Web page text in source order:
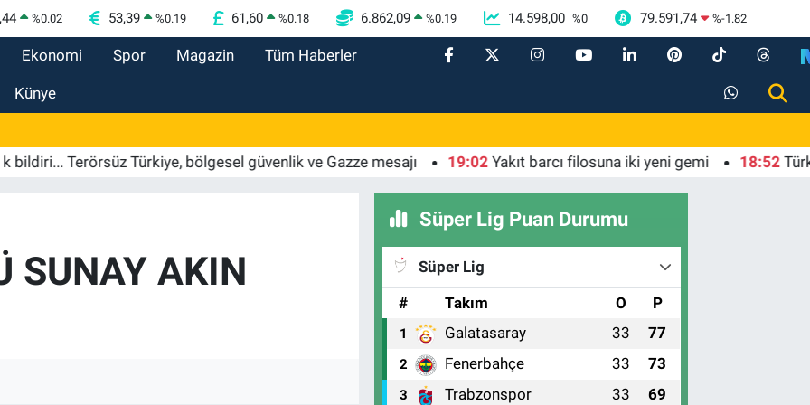
%0.02 53,39 %0.19 61,60 %0.18 6.862,09 %0.19 14.598,00 %0 79.591,74 %-1.82
Ekonomi Spor Magazin Tüm Haberler
Künye
Terörsüz Türkiye, bölgesel güvenlik ve Gazze mesajı 19:02 Yakıt barcı filosuna iki yeni gemi 18:52 Türk
SUNAY AKIN
Süper Lig Puan Durumu
Süper Lig
#
Takım O P
1 Galatasaray 33 77
2 Fenerbahçe 33 73
3 Trabzonspor 33 69